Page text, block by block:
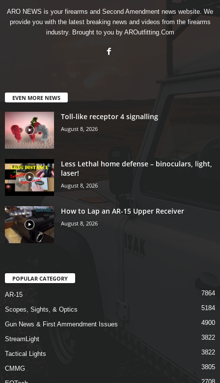
ARO NEWS is your firearms and Second Amendment news website. We
provide you with the latest breaking news and videos from the firearms
industry. Brought to you by AROutfitting.Com
EVEN MORE NEWS
Toll-like receptor 4 signalling
August 8, 2026
Less Lethal home defense – binoculars, light,
laser!
August 8, 2026
How to Lap an AR-15 Upper Receiver
August 8, 2026
POPULAR CATEGORY
AR-15 7864
Scopes, Sights, & Optics 5184
Gun News & First Ammendment Issues 4900
StreamLight 3822
Tactical Lights 3822
CMMG 3805